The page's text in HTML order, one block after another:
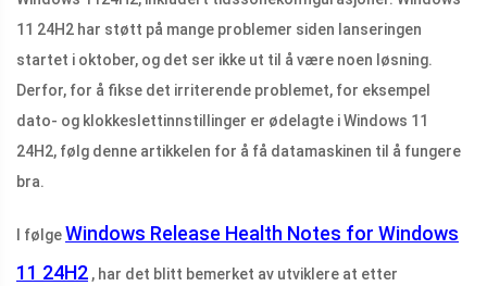
11 24H2 har støtt på mange problemer siden lanseringen
startet i oktober, og det ser ikke ut til å være noen løsning.
Derfor, for å fikse det irriterende problemet, for eksempel
dato- og klokkeslettinnstillinger er ødelagte i Windows 11
24H2, følg denne artikkelen for å få datamaskinen til å fungere
bra.
I følgeWindows Release Health Notes for Windows
11 24H2 , har det blitt bemerket av utviklere at etter